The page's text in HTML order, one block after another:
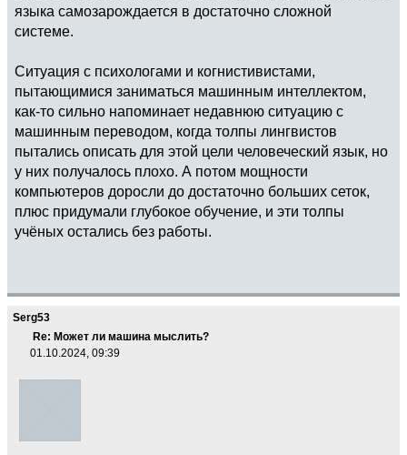
языка самозарождается в достаточно сложной
системе.
Ситуация с психологами и когнистивистами,
пытающимися заниматься машинным интеллектом,
как-то сильно напоминает недавнюю ситуацию с
машинным переводом, когда толпы лингвистов
пытались описать для этой цели человеческий язык, но
у них получалось плохо. А потом мощности
компьютеров доросли до достаточно больших сеток,
плюс придумали глубокое обучение, и эти толпы
учёных остались без работы.
Serg53
Re: Может ли машина мыслить?
01.10.2024, 09:39